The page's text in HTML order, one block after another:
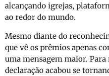
alcançando igrejas,
ao redor do mundo.
Mesmo diante do
que vê os prêmios apenas
uma mensagem maior.
declaração acabou se